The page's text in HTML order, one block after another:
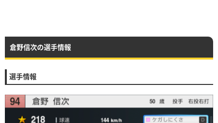
倉野信次の選手情報
選手情報